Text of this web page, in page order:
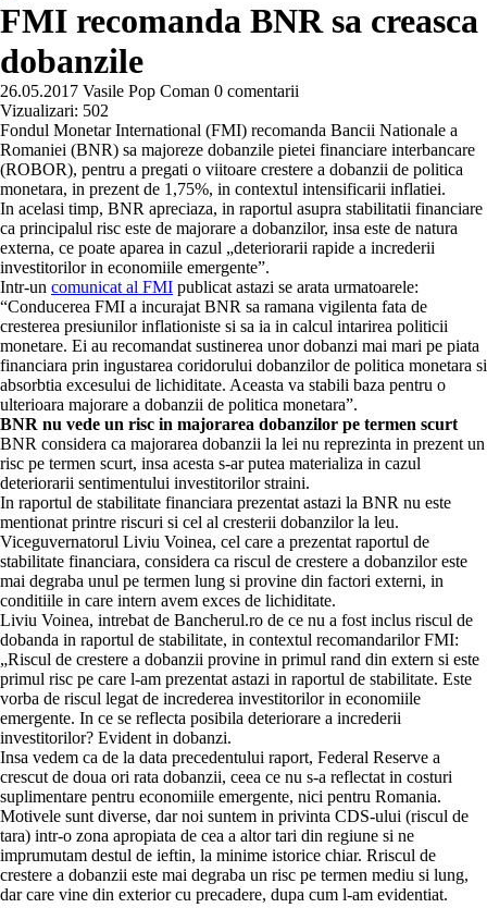
FMI recomanda BNR sa creasca
dobanzile
26.05.2017 Vasile Pop Coman 0 comentarii
Vizualizari: 502
Fondul Monetar International (FMI) recomanda Bancii Nationale a
Romaniei (BNR) sa majoreze dobanzile pietei financiare interbancare
(ROBOR), pentru a pregati o viitoare crestere a dobanzii de politica
monetara, in prezent de 1,75%, in contextul intensificarii inflatiei.
In acelasi timp, BNR apreciaza, in raportul asupra stabilitatii financiare
ca principalul risc este de majorare a dobanzilor, insa este de natura
externa, ce poate aparea in cazul „deteriorarii rapide a increderii
investitorilor in economiile emergente”.
Intr-un comunicat al FMI publicat astazi se arata urmatoarele:
“Conducerea FMI a incurajat BNR sa ramana vigilenta fata de
cresterea presiunilor inflationiste si sa ia in calcul intarirea politicii
monetare. Ei au recomandat sustinerea unor dobanzi mai mari pe piata
financiara prin ingustarea coridorului dobanzilor de politica monetara si
absorbtia excesului de lichiditate. Aceasta va stabili baza pentru o
ulterioara majorare a dobanzii de politica monetara”.
BNR nu vede un risc in majorarea dobanzilor pe termen scurt
BNR considera ca majorarea dobanzii la lei nu reprezinta in prezent un
risc pe termen scurt, insa acesta s-ar putea materializa in cazul
deteriorarii sentimentului investitorilor straini.
In raportul de stabilitate financiara prezentat astazi la BNR nu este
mentionat printre riscuri si cel al cresterii dobanzilor la leu.
Viceguvernatorul Liviu Voinea, cel care a prezentat raportul de
stabilitate financiara, considera ca riscul de crestere a dobanzilor este
mai degraba unul pe termen lung si provine din factori externi, in
conditiile in care intern avem exces de lichiditate.
Liviu Voinea, intrebat de Bancherul.ro de ce nu a fost inclus riscul de
dobanda in raportul de stabilitate, in contextul recomandarilor FMI:
„Riscul de crestere a dobanzii provine in primul rand din extern si este
primul risc pe care l-am prezentat astazi in raportul de stabilitate. Este
vorba de riscul legat de increderea investitorilor in economiile
emergente. In ce se reflecta posibila deteriorare a increderii
investitorilor? Evident in dobanzi.
Insa vedem ca de la data precedentului raport, Federal Reserve a
crescut de doua ori rata dobanzii, ceea ce nu s-a reflectat in costuri
suplimentare pentru economiile emergente, nici pentru Romania.
Motivele sunt diverse, dar noi suntem in privinta CDS-ului (riscul de
tara) intr-o zona apropiata de cea a altor tari din regiune si ne
imprumutam destul de ieftin, la minime istorice chiar. Rriscul de
crestere a dobanzii este mai degraba un risc pe termen mediu si lung,
dar care vine din exterior cu precadere, dupa cum l-am evidentiat.